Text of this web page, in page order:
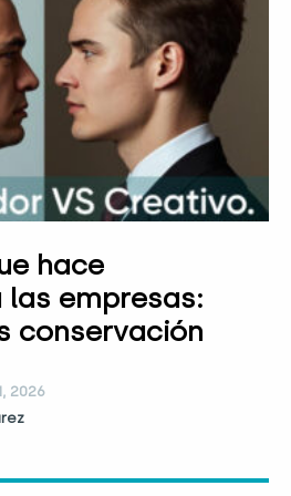
hace
las empresas:
conservación
2026